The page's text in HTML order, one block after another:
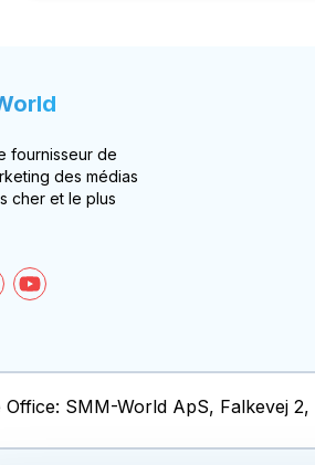
fournisseur de
des médias
cher et le plus
on Facebook
World on Instagram
SMM-World on Pinterest
SMM-World on YouTube
Office: SMM-World ApS, Falkevej 2,